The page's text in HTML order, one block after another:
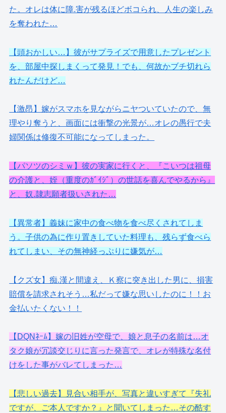
た。オレは体に障.害が残るほどボコられ、人生の楽しみ
を奪われた…
【頭おかしい…】彼がサプライズで用意したプレゼント
を、部屋中探しまくって発見！でも、何故かブチ切れら
れたんだけど…
【激昂】嫁がスマホを見ながらニヤついていたので、無
理やり奪うと、画面には衝撃の光景が…オレの愚行で夫
婦関係は修復不可能になってしまった。
【パソツのシミｗ】彼の実家に行くと、『こいつは祖母
の介護と、姪（重度のｶﾞｲｼﾞ）の世話を喜んでやるから』
と、奴.隷志願者扱いされた…
【異常者】義妹に家中の食べ物を食べ尽くされてしま
う。子供の為に作り置きしていた料理も、残らず食べら
れてしまい、その無神経っぷりに嫌気が…
【クズ女】痴.漢と間違え、Ｋ察に突き出した男に、損害
賠償を請求されそう…私だって嫌な思いしたのに！！お
金払いたくない！！
【DQNﾈｰﾑ】嫁の旧姓が空母で、娘と息子の名前は…オ
タク娘が冗談交じりに言った発言で、オレが特殊な名付
けをした事がバレてしまった…
【悲しい過去】見合い相手が、写真と違いすぎて『失礼
ですが、ご本人ですか？』と聞いてしまった…その酷す